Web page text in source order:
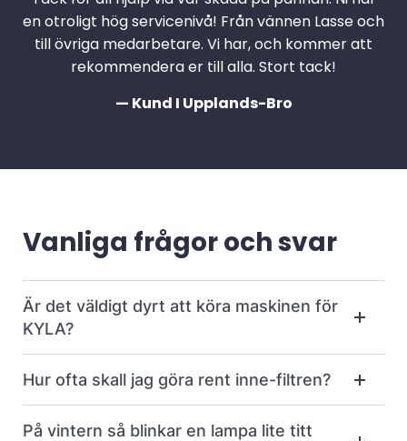
en otroligt hög servicenivå! Från vännen Lasse och
till övriga medarbetare. Vi har, och kommer att
rekommendera er till alla. Stort tack!
— Kund I Upplands-Bro
Vanliga frågor och svar
Är det väldigt dyrt att köra maskinen för
KYLA?
Hur ofta skall jag göra rent inne-filtren?
På vintern så blinkar en lampa lite titt